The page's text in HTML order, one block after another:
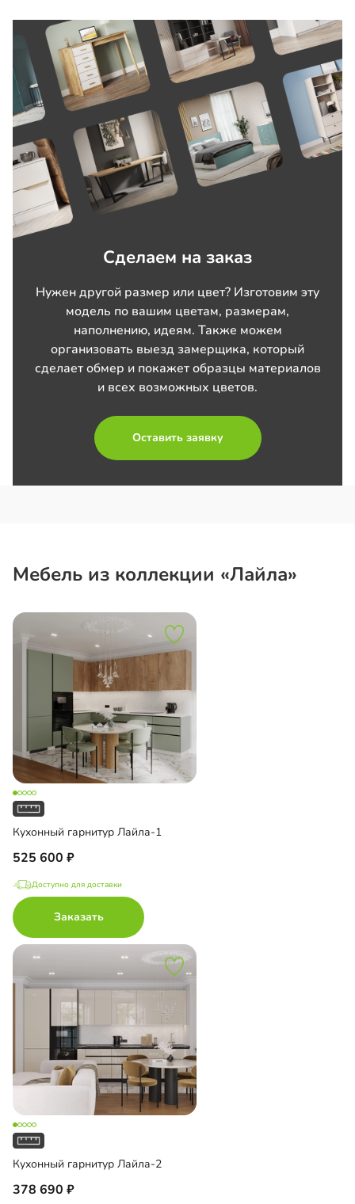
Сделаем на заказ
Нужен другой размер или цвет? Изготовим эту
модель по вашим цветам, размерам,
наполнению, идеям. Также можем
организовать выезд замерщика, который
сделает обмер и покажет образцы материалов
и всех возможных цветов.
Оставить заявку
Мебель из коллекции «Лайла»
Кухонный гарнитур Лайла-1
525 600
Доступно для доставки
Заказать
Кухонный гарнитур Лайла-2
378 690